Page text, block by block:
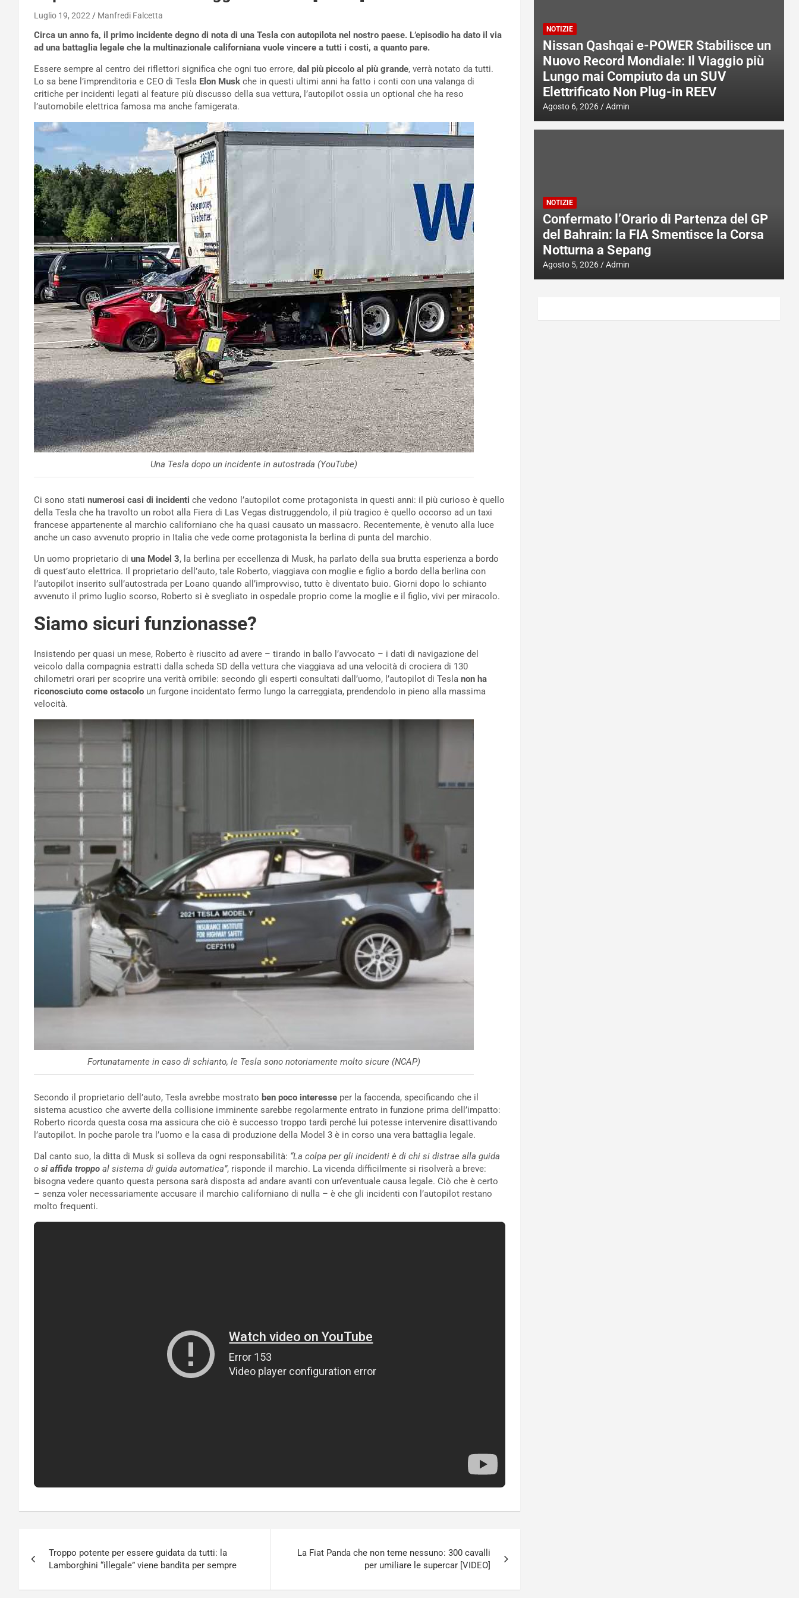
Luglio 19, 2022 Manfredi Falcetta
Circa un anno fa, il primo incidente degno di nota di una Tesla con autopilota nel nostro paese. L’episodio ha dato il via
ad una battaglia legale che la multinazionale californiana vuole vincere a tutti i costi, a quanto pare.
Essere sempre al centro dei riflettori significa che ogni tuo errore, dal più piccolo al più grande, verrà notato da tutti.
Lo sa bene l’imprenditoria e CEO di Tesla Elon Musk che in questi ultimi anni ha fatto i conti con una valanga di
critiche per incidenti legati al feature più discusso della sua vettura, l’autopilot ossia un optional che ha reso
l’automobile elettrica famosa ma anche famigerata.
Una Tesla dopo un incidente in autostrada (YouTube)
Ci sono stati numerosi casi di incidenti che vedono l’autopilot come protagonista in questi anni: il più curioso è quello
della Tesla che ha travolto un robot alla Fiera di Las Vegas distruggendolo, il più tragico è quello occorso ad un taxi
francese appartenente al marchio californiano che ha quasi causato un massacro. Recentemente, è venuto alla luce
anche un caso avvenuto proprio in Italia che vede come protagonista la berlina di punta del marchio.
Un uomo proprietario di una Model 3, la berlina per eccellenza di Musk, ha parlato della sua brutta esperienza a bordo
di quest’auto elettrica. Il proprietario dell’auto, tale Roberto, viaggiava con moglie e figlio a bordo della berlina con
l’autopilot inserito sull’autostrada per Loano quando all’improvviso, tutto è diventato buio. Giorni dopo lo schianto
avvenuto il primo luglio scorso, Roberto si è svegliato in ospedale proprio come la moglie e il figlio, vivi per miracolo.
Siamo sicuri funzionasse?
Insistendo per quasi un mese, Roberto è riuscito ad avere – tirando in ballo l’avvocato – i dati di navigazione del
veicolo dalla compagnia estratti dalla scheda SD della vettura che viaggiava ad una velocità di crociera di 130
chilometri orari per scoprire una verità orribile: secondo gli esperti consultati dall’uomo, l’autopilot di Tesla non ha
riconosciuto come ostacolo un furgone incidentato fermo lungo la carreggiata, prendendolo in pieno alla massima
velocità.
Fortunatamente in caso di schianto, le Tesla sono notoriamente molto sicure (NCAP)
Secondo il proprietario dell’auto, Tesla avrebbe mostrato ben poco interesse per la faccenda, specificando che il
sistema acustico che avverte della collisione imminente sarebbe regolarmente entrato in funzione prima dell’impatto:
Roberto ricorda questa cosa ma assicura che ciò è successo troppo tardi perché lui potesse intervenire disattivando
l’autopilot. In poche parole tra l’uomo e la casa di produzione della Model 3 è in corso una vera battaglia legale.
Dal canto suo, la ditta di Musk si solleva da ogni responsabilità: “La colpa per gli incidenti è di chi si distrae alla guida
o si affida troppo al sistema di guida automatica”, risponde il marchio. La vicenda difficilmente si risolverà a breve:
bisogna vedere quanto questa persona sarà disposta ad andare avanti con un’eventuale causa legale. Ciò che è certo
– senza voler necessariamente accusare il marchio californiano di nulla – è che gli incidenti con l’autopilot restano
molto frequenti.
articoli
Troppo potente per essere guidata da tutti: la
Lamborghini “illegale” viene bandita per sempre
La Fiat Panda che non teme nessuno: 300 cavalli
per umiliare le supercar [VIDEO]
NOTIZIE
Nissan Qashqai e-POWER Stabilisce un
Nuovo Record Mondiale: Il Viaggio più
Lungo mai Compiuto da un SUV
Elettrificato Non Plug-in REEV
Agosto 6, 2026 Admin
NOTIZIE
Confermato l’Orario di Partenza del GP
del Bahrain: la FIA Smentisce la Corsa
Notturna a Sepang
Agosto 5, 2026 Admin